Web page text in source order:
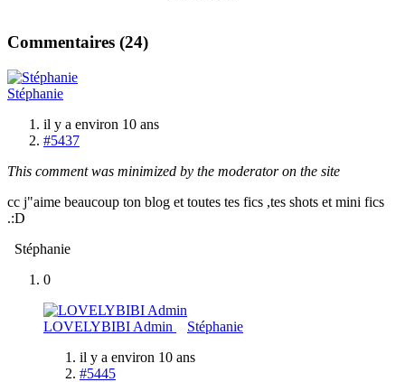
Commentaires (24)
Stéphanie
il y a environ 10 ans
#5437
This comment was minimized by the moderator on the site
cc j"aime beaucoup ton blog et toutes tes fics ,tes shots et mini fics
.:D
Stéphanie
0
LOVELYBIBI Admin
Stéphanie
il y a environ 10 ans
#5445